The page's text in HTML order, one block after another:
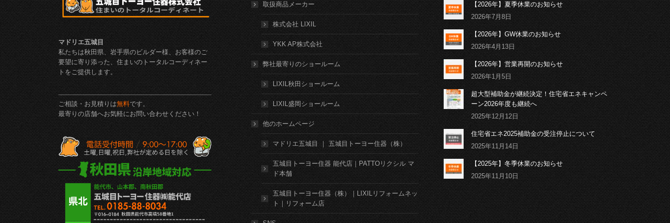
マドリエ五城目
私たちは秋田県、岩手県のビルダー様、お客様のご
要望に寄り添った、住まいのトータルコーディネー
トをご提供します。
ご相談・お見積りは無料です。
最寄りの店舗へお気軽にお問い合わせください！
取扱商品メーカー
株式会社 LIXIL
YKK AP株式会社
弊社最寄りのショールーム
LIXIL秋田ショールーム
LIXIL盛岡ショールーム
他のホームページ
マドリエ五城目 ｜ 五城目トーヨー住器（株）
五城目トーヨー住器 能代店｜PATTOリクシル マ
ド本舗
五城目トーヨー住器（株）｜LIXILリフォームネッ
ト｜リフォーム店
【2026年】夏季休業のお知らせ
2026年7月8日
【2026年】GW休業のお知らせ
2026年4月13日
【2026年】営業再開のお知らせ
2026年1月5日
超大型補助金が継続決定！住宅省エネキャンペ
ーン2026年度も継続へ
2025年12月12日
住宅省エネ2025補助金の受注停止について
2025年11月14日
【2025年】冬季休業のお知らせ
2025年11月10日